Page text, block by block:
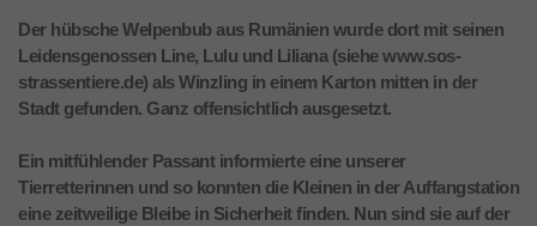
Der hübsche Welpenbub aus Rumänien wurde dort mit seinen
Leidensgenossen Line, Lulu und Liliana (siehe www.sos-
strassentiere.de) als Winzling in einem Karton mitten in der
Stadt gefunden. Ganz offensichtlich ausgesetzt.
Ein mitfühlender Passant informierte eine unserer
Tierretterinnen und so konnten die Kleinen in der Auffangstation
eine zeitweilige Bleibe in Sicherheit finden. Nun sind sie auf der